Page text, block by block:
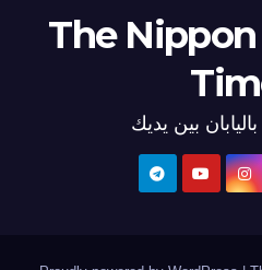
مجلة اليابان • The Nippon
بين يديك